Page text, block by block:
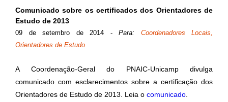
Comunicado sobre os certificados dos Orientadores de
Estudo de 2013
09 de setembro de 2014 - Para: Coordenadores Locais,
Orientadores de Estudo
A Coordenação-Geral do PNAIC-Unicamp divulga
comunicado com esclarecimentos sobre a certificação dos
Orientadores de Estudo de 2013. Leia o comunicado.